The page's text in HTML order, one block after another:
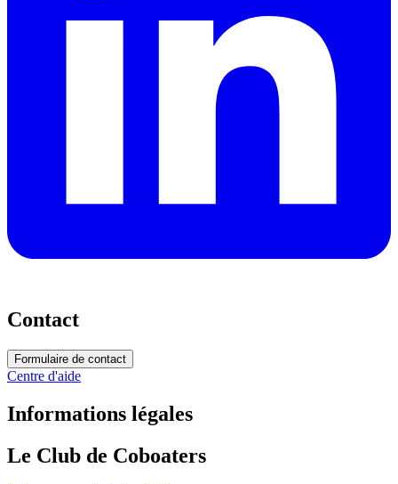
Contact
Formulaire de contact
Centre d'aide
Informations légales
Le Club de Coboaters